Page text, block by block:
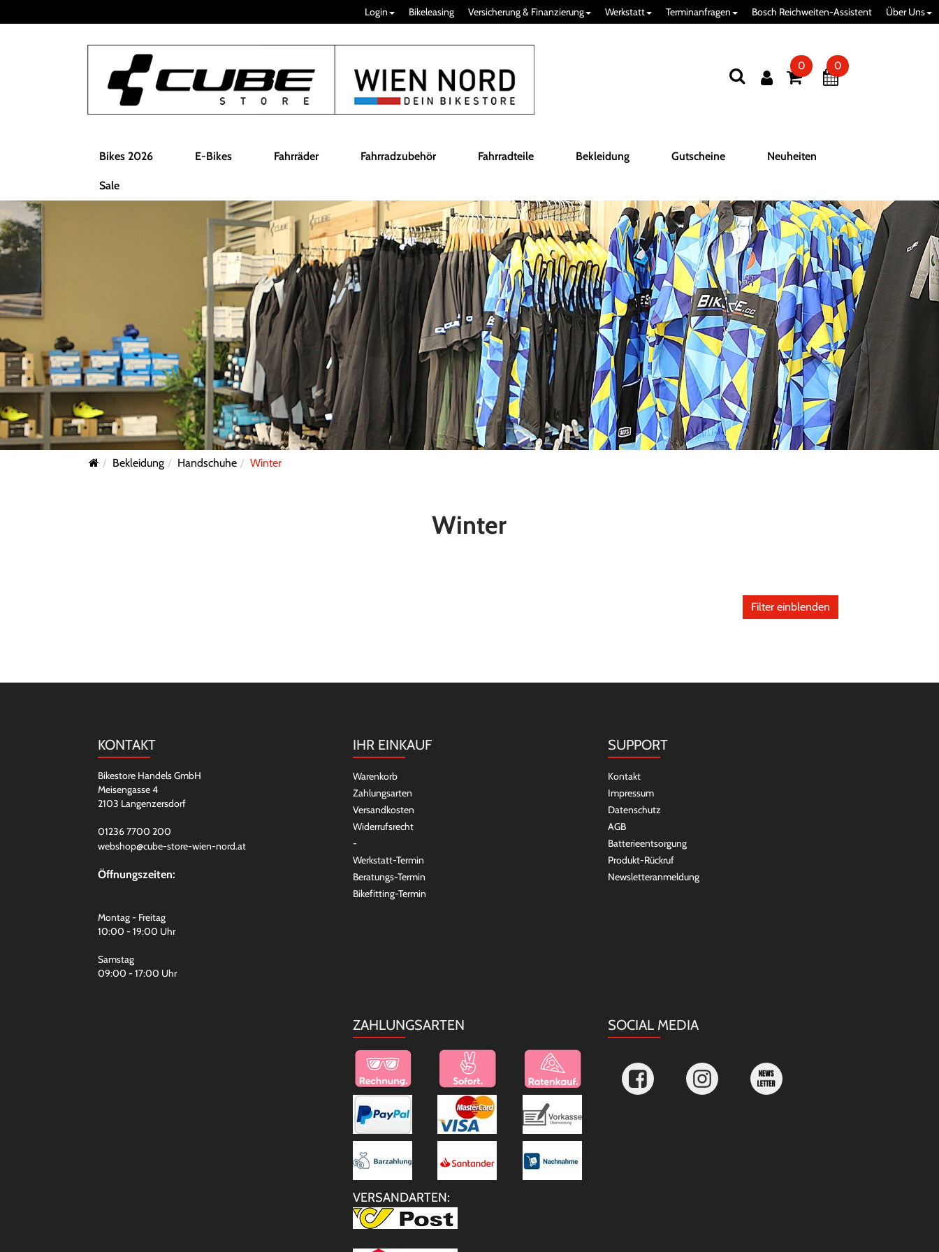
Login Bikeleasing Versicherung & Finanzierung Werkstatt Terminanfragen Bosch Reichweiten-Assistent Über Uns
0 0
Bikes 2026 E-Bikes Fahrräder Fahrradzubehör Fahrradteile Bekleidung Gutscheine Neuheiten
Sale
Bekleidung Handschuhe Winter
Winter
Filter einblenden
KONTAKT
Bikestore Handels GmbH
Meisengasse 4
2103 Langenzersdorf
01236 7700 200
webshop@cube-store-wien-nord.at
Öffnungszeiten:
Montag - Freitag
10:00 - 19:00 Uhr
Samstag
09:00 - 17:00 Uhr
IHR EINKAUF
Warenkorb
Zahlungsarten
Versandkosten
Widerrufsrecht
-
Werkstatt-Termin
Beratungs-Termin
Bikefitting-Termin
SUPPORT
Kontakt
Impressum
Datenschutz
AGB
Batterieentsorgung
Produkt-Rückruf
Newsletteranmeldung
ZAHLUNGSARTEN
VERSANDARTEN:
SOCIAL MEDIA